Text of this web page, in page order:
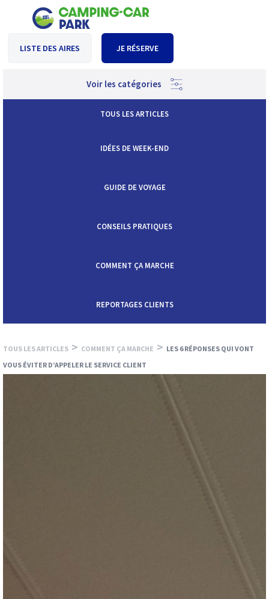
LISTE DES AIRES JE RÉSERVE
Voir les catégories
TOUS LES ARTICLES
IDÉES DE WEEK-END
GUIDE DE VOYAGE
CONSEILS PRATIQUES
COMMENT ÇA MARCHE
REPORTAGES CLIENTS
TOUS LES ARTICLES > COMMENT ÇA MARCHE > LES 6 RÉPONSES QUI VONT
VOUS ÉVITER D’APPELER LE SERVICE CLIENT